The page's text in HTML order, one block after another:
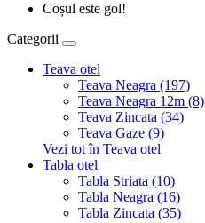
Coșul este gol!
Categorii
Teava otel
Teava Neagra (197)
Teava Neagra 12m (8)
Teava Zincata (34)
Teava Gaze (9)
Vezi tot în Teava otel
Tabla otel
Tabla Striata (10)
Tabla Neagra (16)
Tabla Zincata (35)